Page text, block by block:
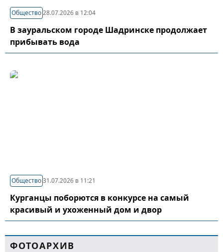
Общество28.07.2026 в 12:04
В зауральском городе Шадринске продолжает
прибывать вода
Общество31.07.2026 в 11:21
Курганцы поборются в конкурсе на самый
красивый и ухоженный дом и двор
ФОТОАРХИВ